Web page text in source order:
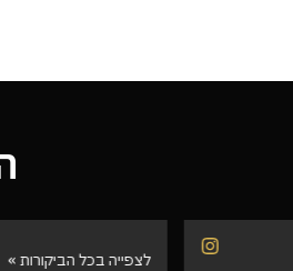
לצפייה בכל הביקורות »